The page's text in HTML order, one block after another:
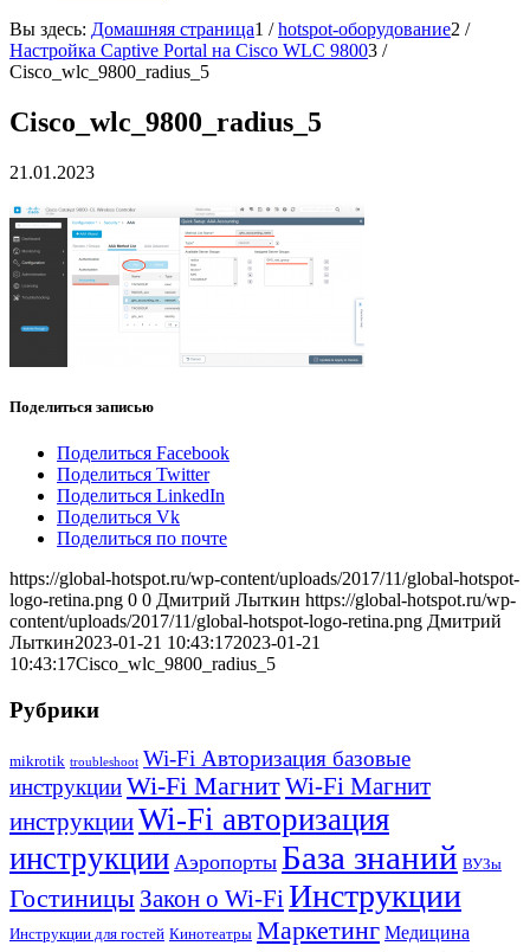
Вы здесь: Домашняя страница1 / hotspot-оборудование2 /
Настройка Captive Portal на Cisco WLC 98003 /
Cisco_wlc_9800_radius_5
Cisco_wlc_9800_radius_5
21.01.2023
Поделиться записью
Поделиться Facebook
Поделиться Twitter
Поделиться LinkedIn
Поделиться Vk
Поделиться по почте
https://global-hotspot.ru/wp-content/uploads/2017/11/global-hotspot-
logo-retina.png 0 0 Дмитрий Лыткин https://global-hotspot.ru/wp-
content/uploads/2017/11/global-hotspot-logo-retina.png Дмитрий
Лыткин2023-01-21 10:43:172023-01-21
10:43:17Cisco_wlc_9800_radius_5
Рубрики
mikrotik troubleshoot Wi-Fi Авторизация базовые
инструкцииWi-Fi МагнитWi-Fi Магнит
инструкцииWi-Fi авторизация
инструкции Аэропорты База знаний ВУЗы
Гостиницы Закон о Wi-Fi Инструкции
Инструкции для гостей Кинотеатры Маркетинг Медицина